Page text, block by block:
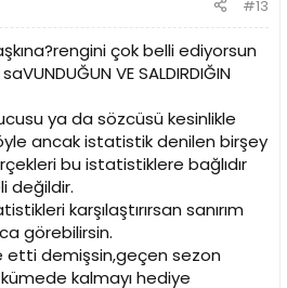
#13
çok belli ediyorsun
VE SALDIRDIĞIN
ya da sözcüsü kesinlikle
ancak istatistik denilen birşey
bu istatistiklere bağlıdır
değildir.
karşılaştırırsan sanırım
görebilirsin.
etti demişsin,geçen sezon
kalmayı hediye